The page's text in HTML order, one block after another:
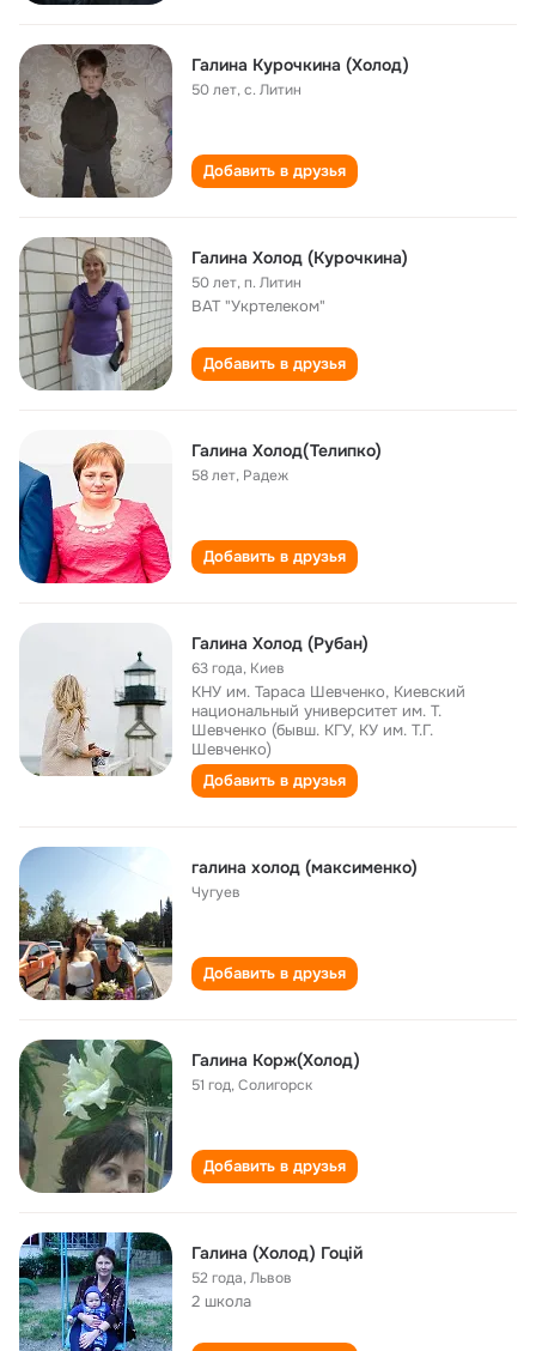
Галина Курочкина (Холод)
50 лет,с. Литин
Добавить в друзья
Галина Холод (Курочкина)
50 лет,п. Литин
ВАТ "Укртелеком"
Добавить в друзья
Галина Холод(Телипко)
58 лет, Радеж
Добавить в друзья
Галина Холод (Рубан)
63 года, Киев
КНУ им. Тараса Шевченко, Киевский
национальный университет им. Т.
Шевченко (бывш. КГУ, КУ им. Т.Г.
Шевченко)
Добавить в друзья
галина холод (максименко)
Чугуев
Добавить в друзья
Галина Корж(Холод)
51 год,Солигорск
Добавить в друзья
Галина (Холод) Гоцій
52 года,Львов
2 школа